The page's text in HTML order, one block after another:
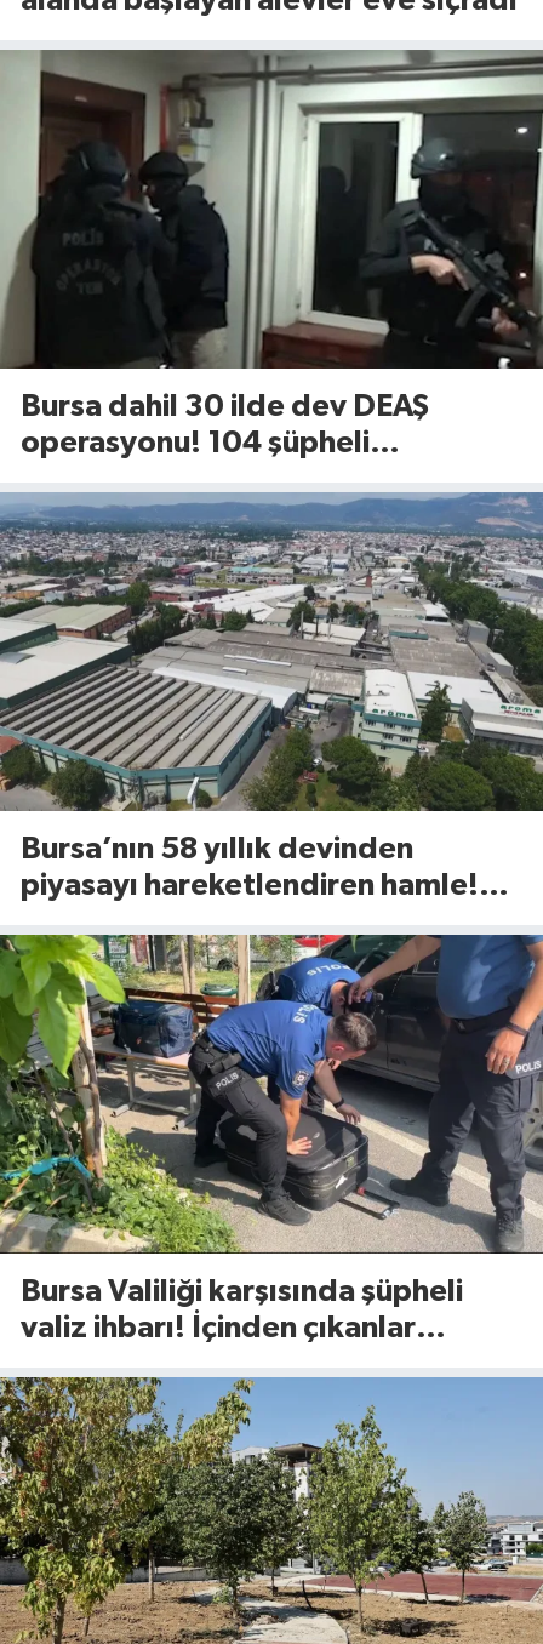
Bursa dahil 30 ilde dev DEAŞ
operasyonu! 104 şüpheli
Bursa’nın 58 yıllık devinden
piyasayı hareketlendiren hamle!
Bursa Valiliği karşısında şüpheli
valiz ihbarı! İçinden çıkanlar